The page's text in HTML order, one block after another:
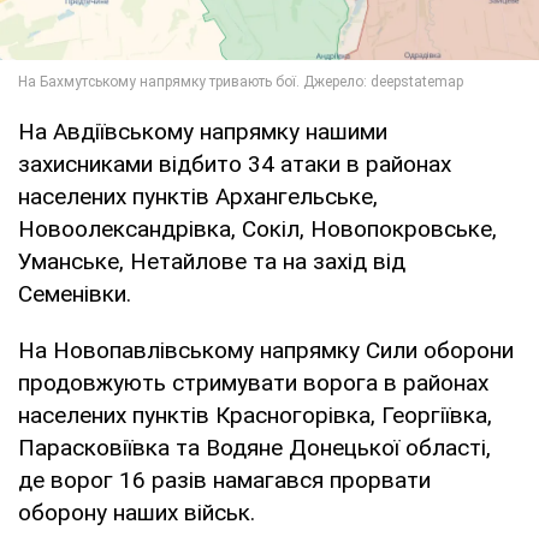
На Авдіївському напрямку нашими
захисниками відбито 34 атаки в районах
населених пунктів Архангельське,
Новоолександрівка, Сокіл, Новопокровське,
Уманське, Нетайлове та на захід від
Семенівки.
На Новопавлівському напрямку Сили оборони
продовжують стримувати ворога в районах
населених пунктів Красногорівка, Георгіївка,
Парасковіївка та Водяне Донецької області,
де ворог 16 разів намагався прорвати
оборону наших військ.